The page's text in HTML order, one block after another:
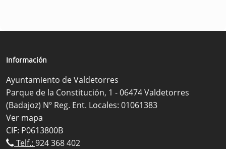
Información
Ayuntamiento de Valdetorres
Parque de la Constitución, 1 - 06474 Valdetorres
(Badajoz) Nº Reg. Ent. Locales: 01061383
Ver mapa
CIF: P0613800B
Telf.: 924 368 402